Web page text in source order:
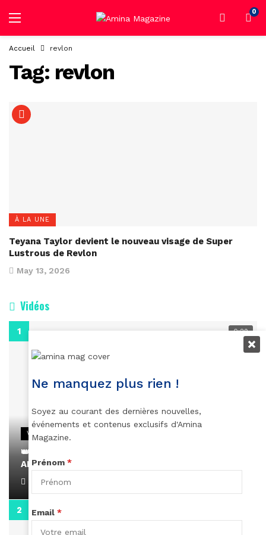
0
Accueil revlon
Tag: revlon
À LA UNE
Teyana Taylor devient le nouveau visage de Super
Lustrous de Revlon
May 13, 2026
Vidéos
0:29
VIDEOS
👑 Remerciements à Ayden pour son message sur
AMINA, le Magazine de la Femme
April 1, 2022
Ne manquez plus rien !
Soyez au courant des dernières nouvelles,
événements et contenus exclusifs d'Amina
Magazine.
Prénom *
Email *